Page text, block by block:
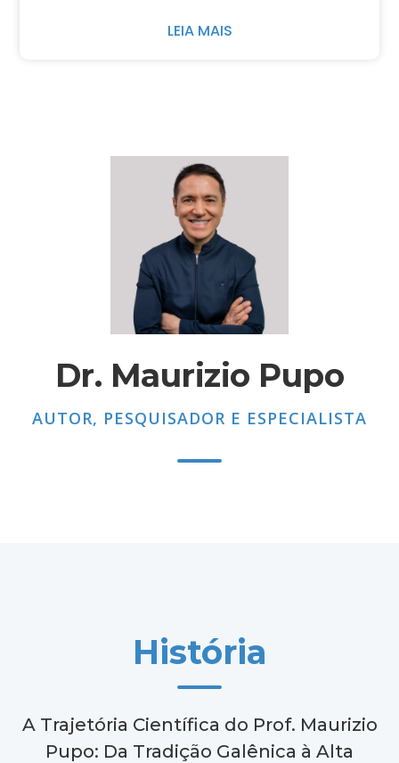
LEIA MAIS
Dr. Maurizio Pupo
AUTOR, PESQUISADOR E ESPECIALISTA
História
A Trajetória Científica do Prof. Maurizio
Pupo: Da Tradição Galênica à Alta